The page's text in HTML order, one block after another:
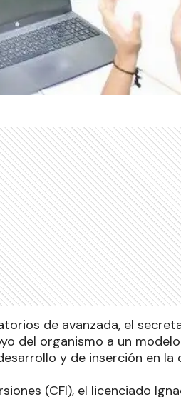
de avanzada, el
del organismo a un
y de inserción en la
(CFI), el licenciado